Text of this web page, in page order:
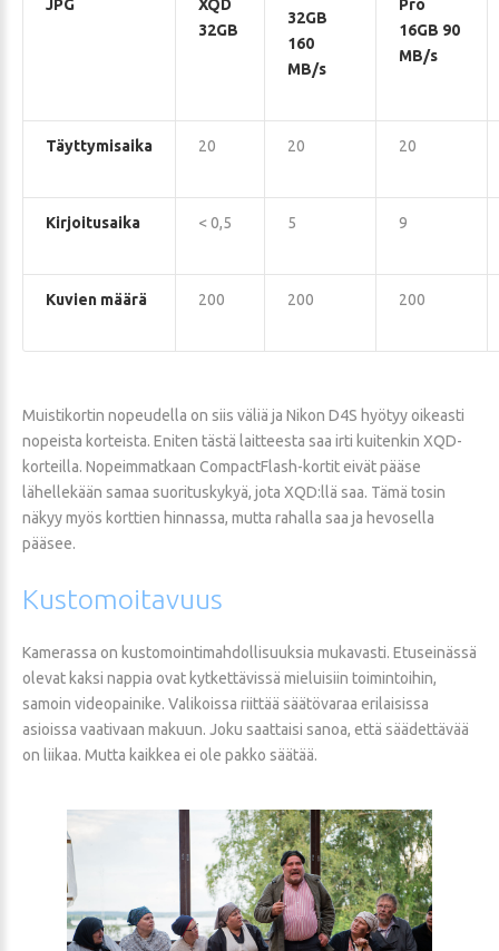
JPG
XQD
32GB
32GB
160
MB/s
Pro
16GB 90
MB/s
Täyttymisaika 20 20 20
Kirjoitusaika < 0,5 5 9
Kuvien määrä 200 200 200
Muistikortin nopeudella on siis väliä ja Nikon D4S hyötyy oikeasti
nopeista korteista. Eniten tästä laitteesta saa irti kuitenkin XQD-
korteilla. Nopeimmatkaan CompactFlash-kortit eivät pääse
lähellekään samaa suorituskykyä, jota XQD:llä saa. Tämä tosin
näkyy myös korttien hinnassa, mutta rahalla saa ja hevosella
pääsee.
Kustomoitavuus
Kamerassa on kustomointimahdollisuuksia mukavasti. Etuseinässä
olevat kaksi nappia ovat kytkettävissä mieluisiin toimintoihin,
samoin videopainike. Valikoissa riittää säätövaraa erilaisissa
asioissa vaativaan makuun. Joku saattaisi sanoa, että säädettävää
on liikaa. Mutta kaikkea ei ole pakko säätää.